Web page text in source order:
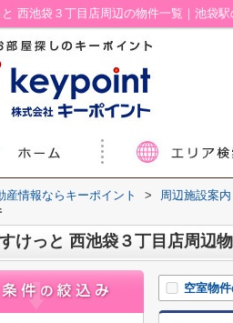
西池袋３丁目店周辺の物件一覧｜池袋
産情報ならキーポイント > 周辺施設案内
けっと 西池袋３丁目店周辺
空室物